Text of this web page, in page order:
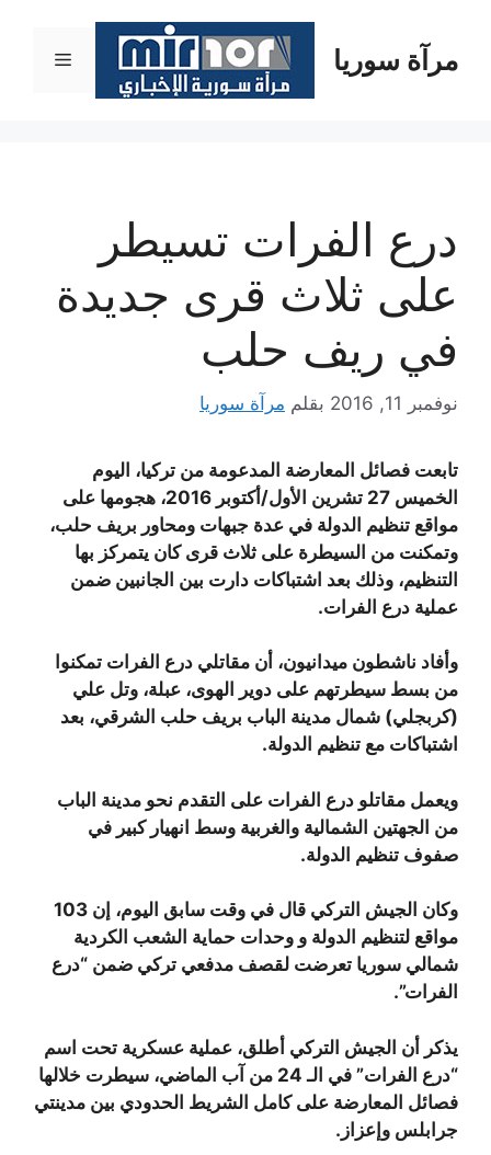
المحتوىمرآة سوريا القائمة
درع الفرات تسيطر
على ثلاث قرى جديدة
في ريف حلب
نوفمبر 11, 2016 بقلم مرآة سوريا
تابعت فصائل المعارضة المدعومة من تركيا، اليوم
الخميس 27 تشرين الأول/أكتوبر 2016، هجومها على
مواقع تنظيم الدولة في عدة جبهات ومحاور بريف حلب،
وتمكنت من السيطرة على ثلاث قرى كان يتمركز بها
التنظيم، وذلك بعد اشتباكات دارت بين الجانبين ضمن
عملية درع الفرات.
وأفاد ناشطون ميدانيون، أن مقاتلي درع الفرات تمكنوا
من بسط سيطرتهم على دوير الهوى، عبلة، وتل علي
(كربجلي) شمال مدينة الباب بريف حلب الشرقي، بعد
اشتباكات مع تنظيم الدولة.
ويعمل مقاتلو درع الفرات على التقدم نحو مدينة الباب
من الجهتين الشمالية والغربية وسط انهيار كبير في
صفوف تنظيم الدولة.
وكان الجيش التركي قال في وقت سابق اليوم، إن 103
مواقع لتنظيم الدولة و وحدات حماية الشعب الكردية
شمالي سوريا تعرضت لقصف مدفعي تركي ضمن “درع
الفرات”.
يذكر أن الجيش التركي أطلق، عملية عسكرية تحت اسم
“درع الفرات” في الـ 24 من آب الماضي، سيطرت خلالها
فصائل المعارضة على كامل الشريط الحدودي بين مدينتي
جرابلس وإعزاز.